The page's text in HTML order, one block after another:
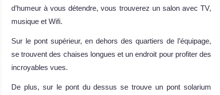
d’humeur à vous détendre, vous trouverez un salon avec TV,
musique et Wifi.
Sur le pont supérieur, en dehors des quartiers de l’équipage,
se trouvent des chaises longues et un endroit pour profiter des
incroyables vues.
De plus, sur le pont du dessus se trouve un pont solarium